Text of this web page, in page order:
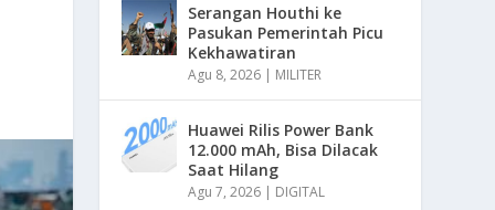
Serangan Houthi ke
Pasukan Pemerintah Picu
Kekhawatiran
Agu 8, 2026 | MILITER
Huawei Rilis Power Bank
12.000 mAh, Bisa Dilacak
Saat Hilang
Agu 7, 2026 | DIGITAL